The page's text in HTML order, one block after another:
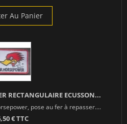
Au Panier
RECTANGULAIRE ECUSSON...
pose au fer à repasser....
€ TTC